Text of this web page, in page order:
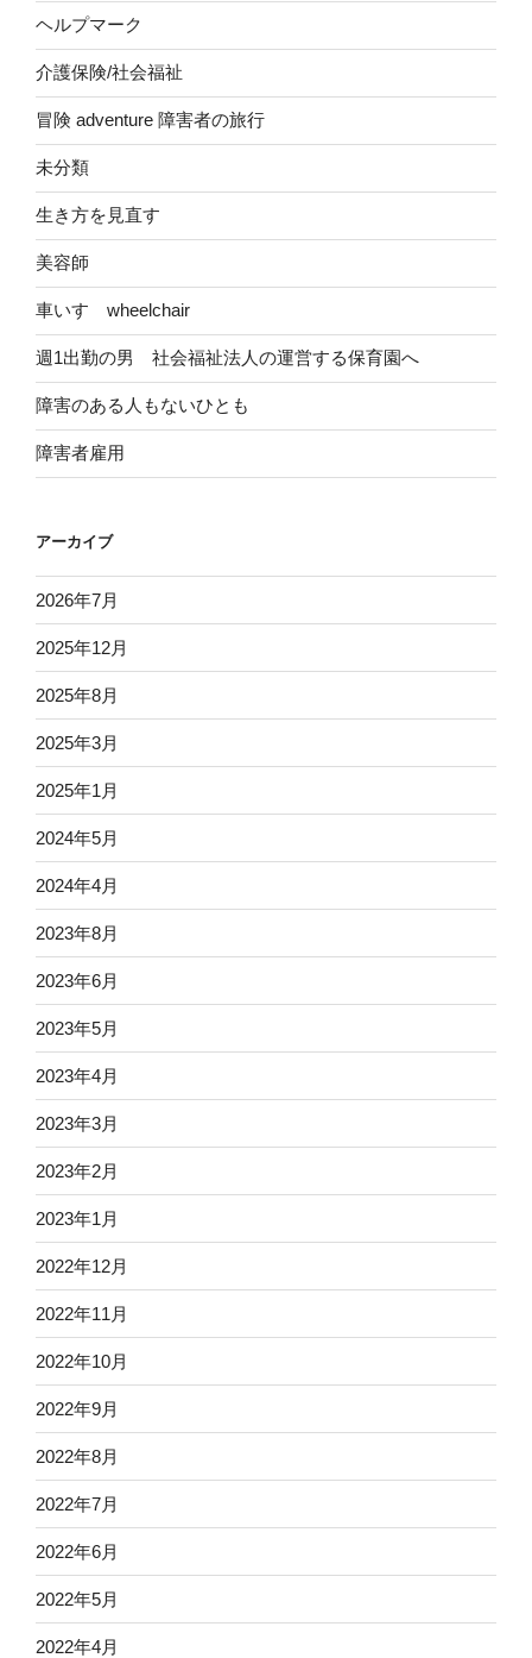
ヘルプマーク
介護保険/社会福祉
冒険 adventure 障害者の旅行
未分類
生き方を見直す
美容師
車いす wheelchair
週1出勤の男 社会福祉法人の運営する保育園へ
障害のある人もないひとも
障害者雇用
アーカイブ
2026年7月
2025年12月
2025年8月
2025年3月
2025年1月
2024年5月
2024年4月
2023年8月
2023年6月
2023年5月
2023年4月
2023年3月
2023年2月
2023年1月
2022年12月
2022年11月
2022年10月
2022年9月
2022年8月
2022年7月
2022年6月
2022年5月
2022年4月